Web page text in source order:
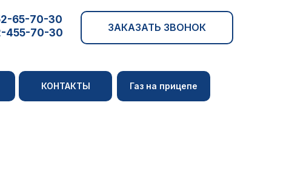
КОНТАКТЫ Газ на прицепе
ЗАКАЗАТЬ ЗВОНОК
65-70-30
455-70-30